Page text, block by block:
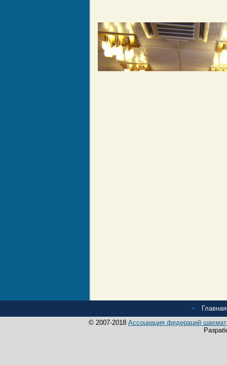
© 2007-2018 Ассоциация федераций